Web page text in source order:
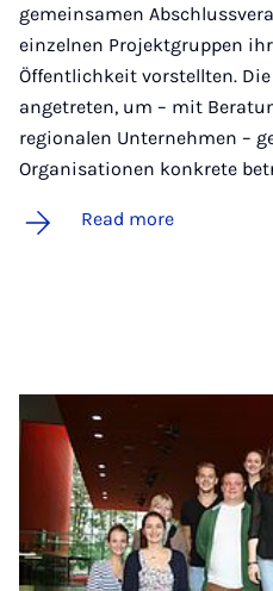
gemeinsamen
einzelnen Projektgruppen
Öffentlichkeit vorstellten.
angetreten, um – mit
regionalen Unternehmen –
Organisationen konkrete
Read more